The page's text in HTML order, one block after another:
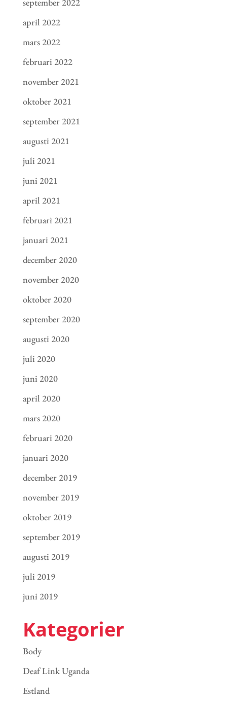
september 2022
april 2022
mars 2022
februari 2022
november 2021
oktober 2021
september 2021
augusti 2021
juli 2021
juni 2021
april 2021
februari 2021
januari 2021
december 2020
november 2020
oktober 2020
september 2020
augusti 2020
juli 2020
juni 2020
april 2020
mars 2020
februari 2020
januari 2020
december 2019
november 2019
oktober 2019
september 2019
augusti 2019
juli 2019
juni 2019
Kategorier
Body
Deaf Link Uganda
Estland